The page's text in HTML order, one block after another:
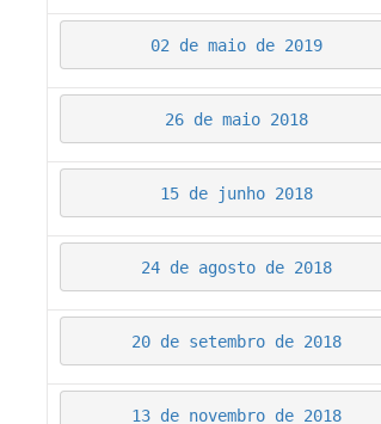
02 de maio de 2019
26 de maio 2018
15 de junho 2018
24 de agosto de 2018
20 de setembro de 2018
13 de novembro de 2018